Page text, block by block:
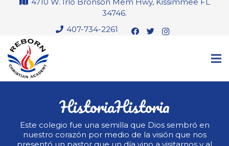
34746.
407-734-2261
Historia
Este colegio fue una semilla que Dios sembró en
nuestro corazón por medio de la visión que nos
presentó un pastor que un día vino a visitarnos y al